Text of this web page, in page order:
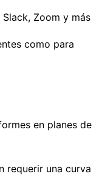
Zoom y más
como para
en planes de
requerir una curva